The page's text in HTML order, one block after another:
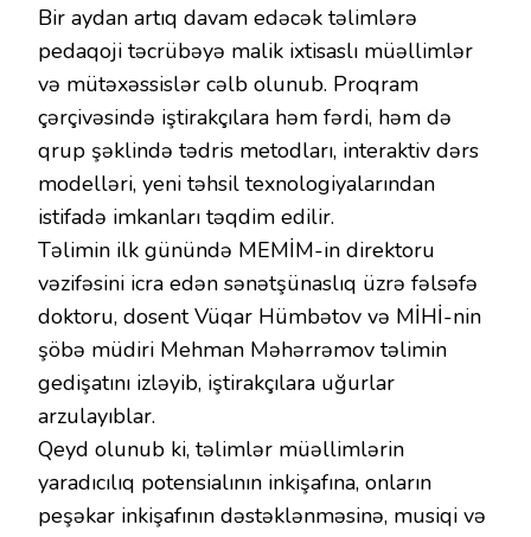
Bir aydan artıq davam edəcək təlimlərə
pedaqoji təcrübəyə malik ixtisaslı müəllimlər
və mütəxəssislər cəlb olunub. Proqram
çərçivəsində iştirakçılara həm fərdi, həm də
qrup şəklində tədris metodları, interaktiv dərs
modelləri, yeni təhsil texnologiyalarından
istifadə imkanları təqdim edilir.
Təlimin ilk günündə MEMİM-in direktoru
vəzifəsini icra edən sənətşünaslıq üzrə fəlsəfə
doktoru, dosent Vüqar Hümbətov və MİHİ-nin
şöbə müdiri Mehman Məhərrəmov təlimin
gedişatını izləyib, iştirakçılara uğurlar
arzulayıblar.
Qeyd olunub ki, təlimlər müəllimlərin
yaradıcılıq potensialının inkişafına, onların
peşəkar inkişafının dəstəklənməsinə, musiqi və